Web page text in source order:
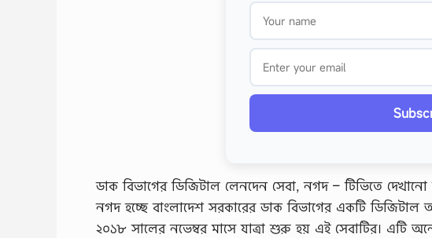
ডাক বিভাগের ডিজিটাল লেনদেন সেবা, নগদ – টিভিতে
নগদ হচ্ছে বাংলাদেশ সরকারের ডাক বিভাগের একটি ডিজিটাল
২০১৮ সালের নভেম্বর মাসে যাত্রা শুরু হয় এই সেবাটির। এটি